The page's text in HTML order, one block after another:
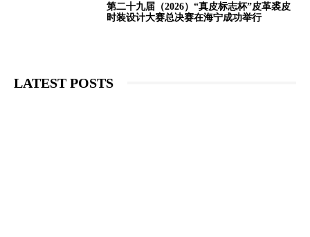
第二十九届（2026）“真皮标志杯”皮革裘皮
时装设计大赛总决赛在海宁成功举行
LATEST POSTS